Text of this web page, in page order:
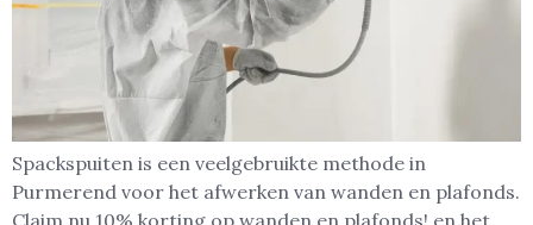
Spackspuiten is een veelgebruikte methode in
Purmerend voor het afwerken van wanden en plafonds.
Claim nu 10% korting op wanden en plafonds! en het